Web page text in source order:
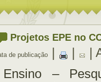
Projetos EPE no
de publicação
|
Ensino –